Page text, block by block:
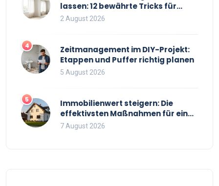
lassen: 12 bewährte Tricks für
mehr Raumgefühl
2 August 2026
4
Zeitmanagement im DIY-Projekt:
Etappen und Puffer richtig planen
5 August 2026
5
Immobilienwert steigern: Die
effektivsten Maßnahmen für einen
höheren Verkaufspreis
7 August 2026